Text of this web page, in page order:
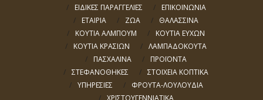
ΕΙΔΙΚΕΣ ΠΑΡΑΓΓΕΛΙΕΣ
ΕΠΙΚΟΙΝΩΝΙΑ
ΕΤΑΙΡΙΑ
ΖΩΑ
ΘΑΛΑΣΣΙΝΑ
ΚΟΥΤΙΑ ΑΛΜΠΟΥΜ
ΚΟΥΤΙΑ ΕΥΧΩΝ
ΚΟΥΤΙΑ ΚΡΑΣΙΩΝ
ΛΑΜΠΑΔΟΚΟΥΤΑ
ΠΑΣΧΑΛΙΝΑ
ΠΡΟΪΟΝΤΑ
ΣΤΕΦΑΝΟΘΗΚΕΣ
ΣΤΟΙΧΕΙΑ ΚΟΠΤΙΚΑ
ΥΠΗΡΕΣΙΕΣ
ΦΡΟΥΤΑ-ΛΟΥΛΟΥΔΙΑ
ΧΡΙΣΤΟΥΓΕΝΝΙΑΤΙΚΑ